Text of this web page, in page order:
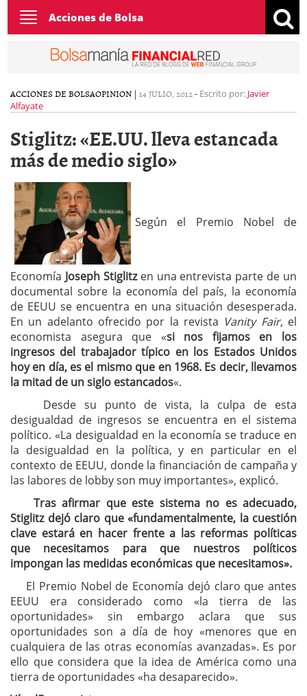
Toggle
navigation
Acciones de Bolsa
ACCIONES DE BOLSAOPINION | 14 JULIO, 2012- Escrito por: Javier
Alfayate
Stiglitz: «EE.UU. lleva estancada
más de medio siglo»
Según el Premio Nobel de
Economía Joseph Stiglitzen una entrevista parte de un
documental sobre la economía del país, la economía
de EEUU se encuentra en una situación desesperada.
En un adelanto ofrecido por la revista Vanity Fair, el
economista asegura que «si nos fijamos en los
ingresos del trabajador típico en los Estados Unidos
hoy en día, es el mismo que en 1968. Es decir, llevamos
la mitad de un siglo estancados«.
Desde su punto de vista, la culpa de esta
desigualdad de ingresos se encuentra en el sistema
político. «La desigualdad en la economía se traduce en
la desigualdad en la política, y en particular en el
contexto de EEUU, donde la financiación de campaña y
las labores de lobby son muy importantes», explicó.
Tras afirmar que este sistema no es adecuado,
Stiglitz dejó claro que «fundamentalmente, la cuestión
clave estará en hacer frente a las reformas políticas
que necesitamos para que nuestros políticos
impongan las medidas económicas que necesitamos».
El Premio Nobel de Economía dejó claro que antes
EEUU era considerado como «la tierra de las
oportunidades» sin embargo aclara que sus
oportunidades son a día de hoy «menores que en
cualquiera de las otras economías avanzadas». Es por
ello que considera que la idea de América como una
tierra de oportunidades «ha desaparecido».